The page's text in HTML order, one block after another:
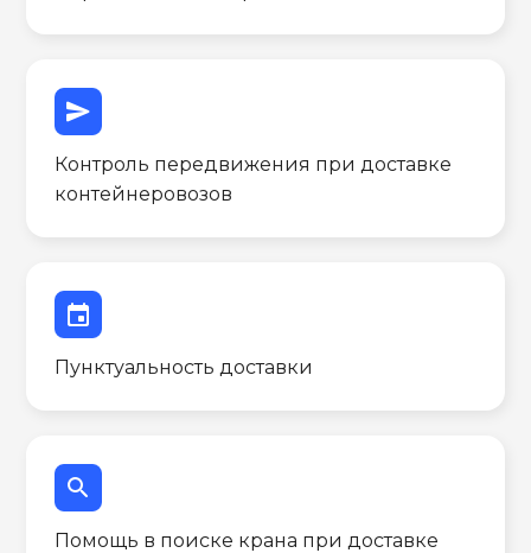
send
Контроль передвижения при доставке
контейнеровозов
event
Пунктуальность доставки
search
Помощь в поиске крана при доставке